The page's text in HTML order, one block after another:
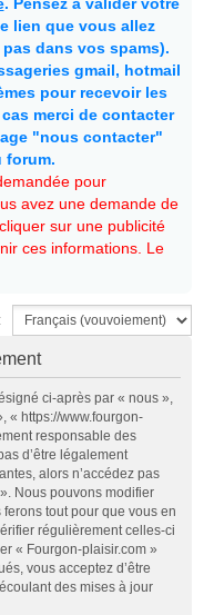
. Pensez à valider votre
lien que vous allez
dans vos spams).
gmail, hotmail
pour recevoir les
merci de contacter
"nous contacter"
forum.
pour
avez une demande de
sur une publicité
ces informations. Le
ci-après par « nous »,
« https://www.fourgon-
responsable des
d’être légalement
alors n’accédez pas
Nous pouvons modifier
tout pour que vous en
régulièrement celles-ci
« Fourgon-plaisir.com »
vous acceptez d’être
des mises à jour